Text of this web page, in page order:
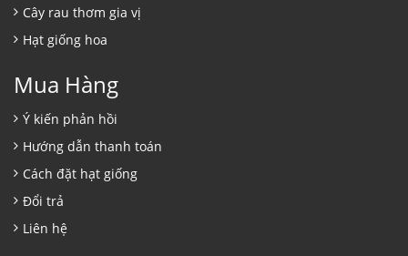
Cây rau thơm gia vị
Hạt giống hoa
Mua Hàng
Ý kiến phản hồi
Hướng dẫn thanh toán
Cách đặt hạt giống
Đổi trả
Liên hệ